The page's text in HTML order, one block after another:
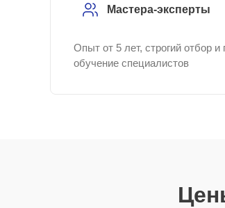
Мастера-эксперты
Опыт от 5 лет, строгий отбор и
обучение специалистов